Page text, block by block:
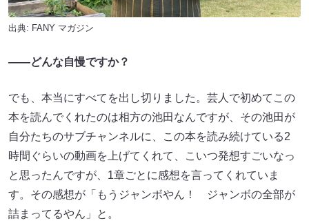
出典: FANY マガジン
――どんな自慢ですか？
でも、本当にすべてを出し切りました。芸人で初めてこの
本を読んでくれたのは相方の池田なんですが、その池田が
自分たちのサブチャンネルに、この本を読み続けている2
時間ぐらいの動画を上げてくれて、こいつ発想すごいなっ
と思ったんですが、1章ごとに感想を言ってくれていま
す。その感想が「もうジャンボやん！ ジャンボの全部が
詰まってるやん」と。